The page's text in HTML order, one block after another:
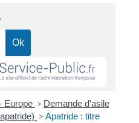
Europe > Demande d'asile
> Apatride : titre